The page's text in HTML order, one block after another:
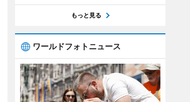
もっと見る
ワールドフォトニュース